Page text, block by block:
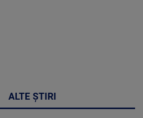
ALTE ȘTIRI